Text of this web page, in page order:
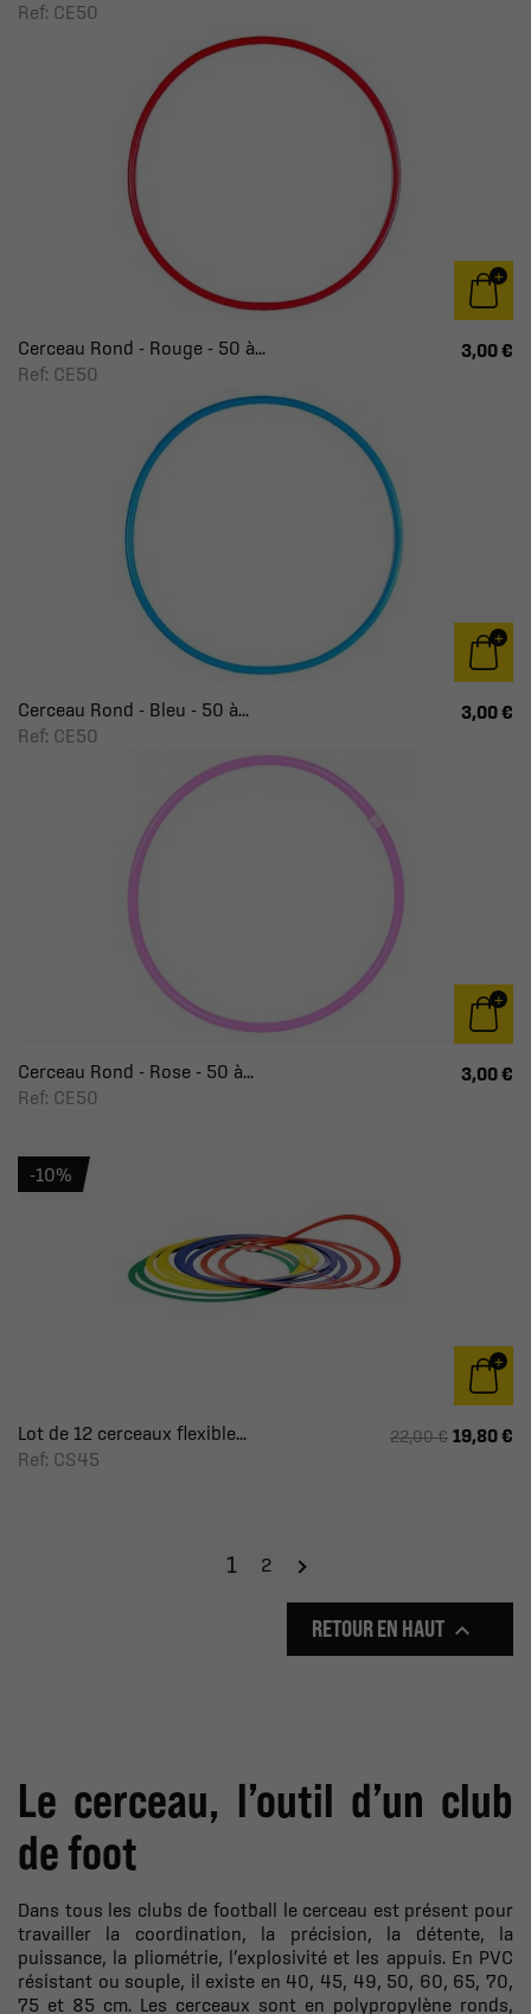
Ref: CE50
Cerceau Rond - Rouge - 50 à...
Ref: CE50
3,00 €
Cerceau Rond - Bleu - 50 à...
Ref: CE50
3,00 €
Cerceau Rond - Rose - 50 à...
Ref: CE50
3,00 €
Lot de 12 cerceaux flexible...
Ref: CS45
22,00 € 19,80 €
-10%
1 2
RETOUR EN HAUT 
Le cerceau, l’outil d’un club
de foot
Dans tous les clubs de football le cerceau est présent pour
travailler la coordination, la précision, la détente, la
puissance, la pliométrie, l’explosivité et les appuis. En PVC
résistant ou souple, il existe en 40, 45, 49, 50, 60, 65, 70,
75 et 85 cm. Les cerceaux sont en polypropylène ronds,